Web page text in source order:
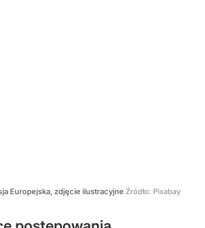
Europejska, zdjęcie ilustracyjne Źródło: Pixabay